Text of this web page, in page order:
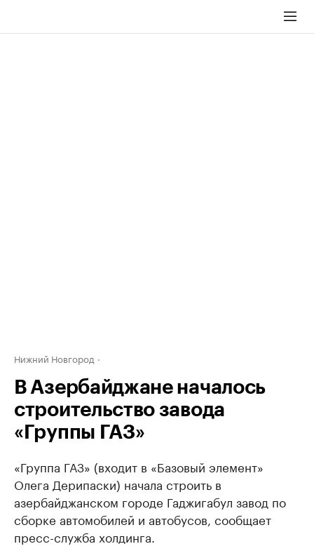
Нижний Новгород
В Азербайджане началось
строительство завода
«Группы ГАЗ»
«Группа ГАЗ» (входит в ​«Базовый элемент»
Олега Дерипаски) начала строить в
азербайджанском городе Гаджигабул завод по
сборке автомобилей и автобусов, сообщает
пресс-служба холдинга.